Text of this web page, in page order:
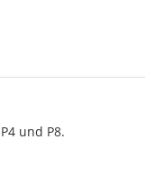
und P8.